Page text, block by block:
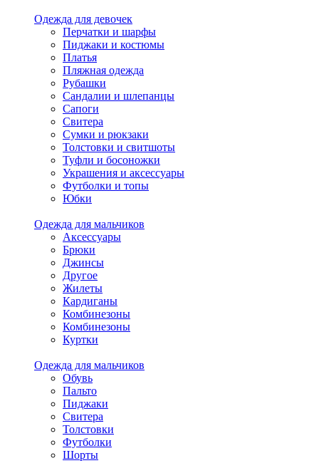
Одежда для девочек
Перчатки и шарфы
Пиджаки и костюмы
Платья
Пляжная одежда
Рубашки
Сандалии и шлепанцы
Сапоги
Свитера
Сумки и рюкзаки
Толстовки и свитшоты
Туфли и босоножки
Украшения и аксессуары
Футболки и топы
Юбки
Одежда для мальчиков
Аксессуары
Брюки
Джинсы
Другое
Жилеты
Кардиганы
Комбинезоны
Комбинезоны
Куртки
Одежда для мальчиков
Обувь
Пальто
Пиджаки
Свитера
Толстовки
Футболки
Шорты